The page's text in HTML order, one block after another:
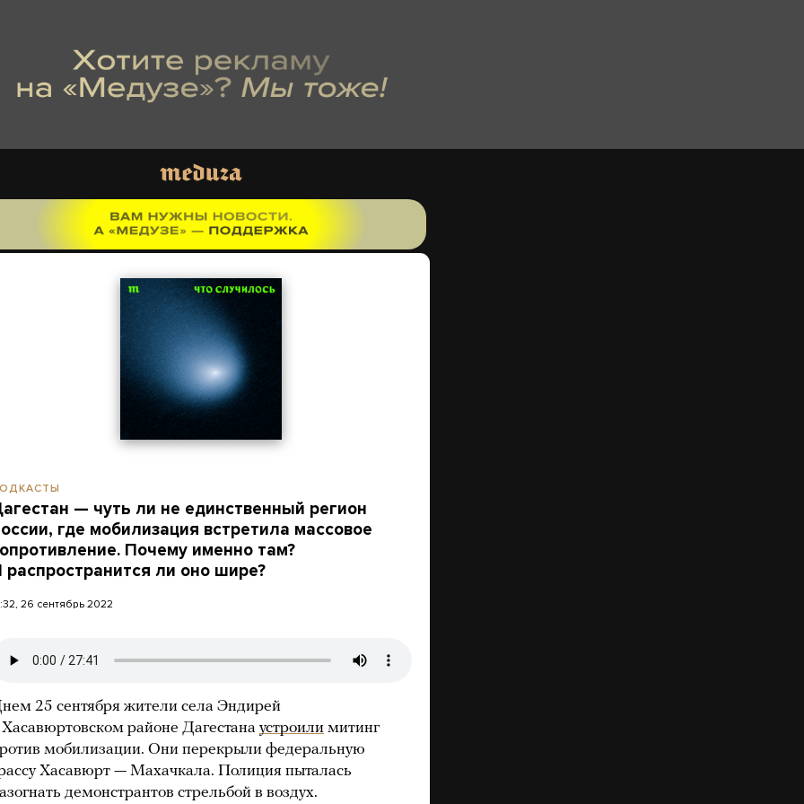
— чуть ли не единственный регион
где мобилизация встретила массовое
Почему именно там?
распространится ли оно шире?
26 сентябрь 2022
25 сентября жители села Эндирей
районе Дагестана устроили митинг
мобилизации. Они перекрыли федеральную
Хасавюрт — Махачкала. Полиция пыталась
демонстрантов стрельбой в воздух.